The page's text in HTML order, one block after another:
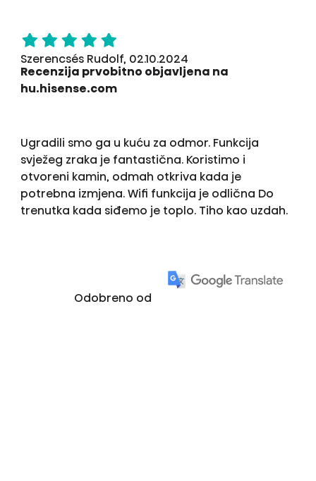
Szerencsés Rudolf, 02.10.2024
Recenzija prvobitno objavljena na
hu.hisense.com
Ugradili smo ga u kuću za odmor. Funkcija
svježeg zraka je fantastična. Koristimo i
otvoreni kamin, odmah otkriva kada je
potrebna izmjena. Wifi funkcija je odlična Do
trenutka kada siđemo je toplo. Tiho kao uzdah.
Odobreno od